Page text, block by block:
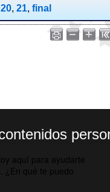
20, 21, final